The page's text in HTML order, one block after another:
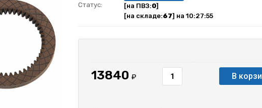
Статус: [на ПВЗ:0]
[на складе:67] на 10:27:55
13840 ₽ В